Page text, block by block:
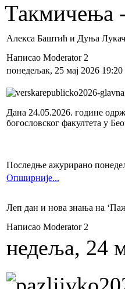
Такмичења
Алекса Баштић и Дуња
Написао Moderator 2
понедељак, 25 мај 2026 19:20
Дана 24.05.2026. године
богословског факултета у
Последње ажурирано
Опширније...
Леп дан и нова знања на
Написао Moderator 2
недеља, 24